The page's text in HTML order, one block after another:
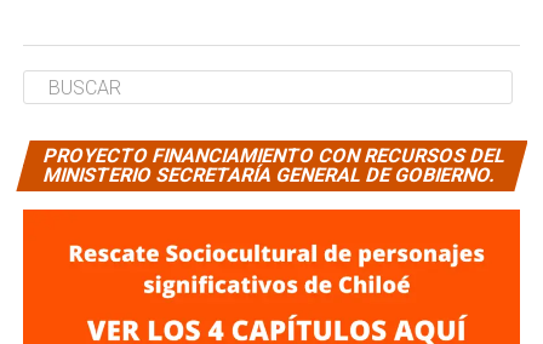
PROYECTO FINANCIAMIENTO CON RECURSOS DEL
MINISTERIO SECRETARÍA GENERAL DE GOBIERNO.